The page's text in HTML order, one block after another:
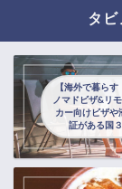
タ
【海外で暮らす
ノマドビザ&リ
カー向けビザや
証がある国